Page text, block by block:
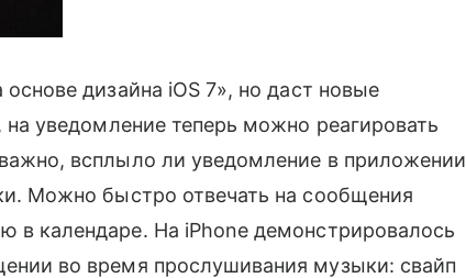
дизайна iOS 7», но даст новые
уведомление теперь можно реагировать
всплыло ли уведомление в приложении
Можно быстро отвечать на сообщения
в календаре. На iPhone демонстрировалось
во время прослушивания музыки: свайп